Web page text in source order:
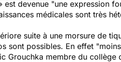
est devenue "une expression
médicales sont très
suite à une morsure de
sont possibles. En effet
Grouchka membre du collège